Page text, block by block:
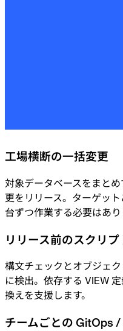
工場横断の一括変更
対象データベースをまと
更をリリース。ターゲッ
台ずつ作業する必要はあり
リリース前のスクリプ
構文チェックとオブジェ
に検出。依存する VIEW
換えを支援します。
チームごとの GitOps /